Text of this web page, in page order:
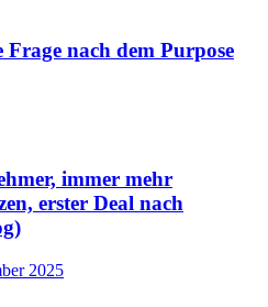
nach dem Purpose
immer mehr
erster Deal nach
2025